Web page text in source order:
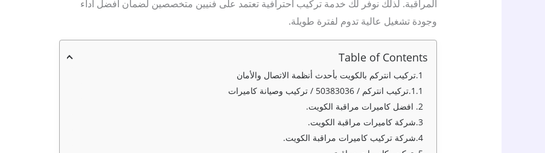
المراقبة. لذلك نوفر لك خدمة تركيب احترافية تعتمد على فنيين متخصصين لضمان أفضل أداء
وجودة تشغيل عالية تدوم لفترة طويلة.
Table of Contents
تركيب انتركم بالكويت بأحدث أنظمة الاتصال والأمان
تركيب انتركم / 50383036 / تركيب وصيانة كاميرات
افضل كاميرات مراقبة الكويت.
شركة كاميرات مراقبة الكويت.
شركة تركيب كاميرات مراقبة الكويت.